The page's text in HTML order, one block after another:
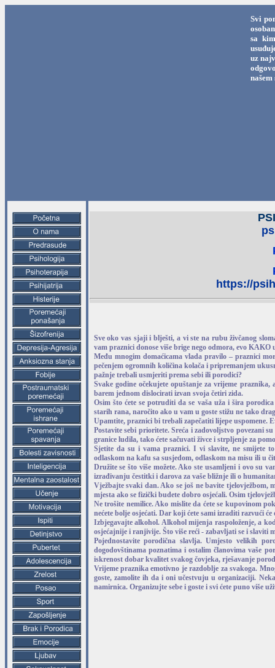
Svi
sa
uz
https://
Sve oko vas sjaji i blješti, a vi ste na rubu živčanog
vam praznici donose više brige nego odmora, evo
Među mnogim domaćicama vlada pravilo – praznici
pečenjem ogromnih količina kolača i pripremanjem
pažnje trebali usmjeriti prema sebi ili porodici?
Svake godine očekujete opuštanje za vrijeme
barem jednom dislocirati izvan svoja četiri zida.
Osim što ćete se potruditi da se vaša uža i šira
starih rana, naročito ako u vam u goste stižu ne tako
Upamtite, praznici bi trebali zapečatiti lijepe uspomene.
Postavite sebi prioritete. Sreća i zadovoljstvo povezani
granice ludila, tako ćete sačuvati živce i strpljenje za
Sjetite da su i vama praznici. I vi slavite, ne smijete
odlaskom na kafu sa susjedom, odlaskom na misu ili u
Družite se što više možete. Ako ste usamljeni i ovo su
izrađivanju čestitki i darova za vaše bližnje ili o
Vježbajte svaki dan. Ako se još ne bavite tjelovježbom,
mjesta ako se fizički budete dobro osjećali. Osim
Ne trošite nemilice. Ako mislite da ćete se kupovinom
nećete bolje osjećati. Dar koji ćete sami izraditi razvući
Izbjegavajte alkohol. Alkohol mijenja raspoloženje, a
osjećajnije i ranjivije. Što više reći - zabavljati se i slaviti
Pojednostavite porodična slavlja. Umjesto velikih
dogodovštinama poznatima i ostalim članovima vaše
iskrenost dobar kvalitet svakog čovjeka, rješavanje
Vrijeme praznika emotivno je razdoblje za svakoga.
goste, zamolite ih da i oni učestvuju u organizaciji.
namirnica. Organizujte sebe i goste i svi ćete puno više